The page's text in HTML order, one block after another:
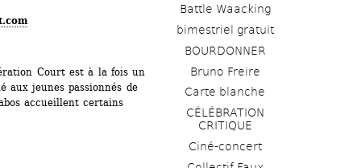
Court est à la fois un
aux jeunes passionnés de
accueillent certains
Battle Waacking
bimestriel gratuit
BOURDONNER
Bruno Freire
Carte blanche
CÉLÉBRATION
CRITIQUE
Ciné-concert